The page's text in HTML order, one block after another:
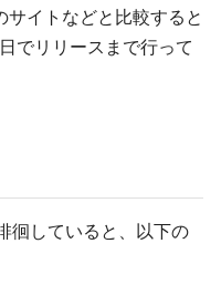
イトなどと比較すると
でリリースまで行って
徊していると、以下の